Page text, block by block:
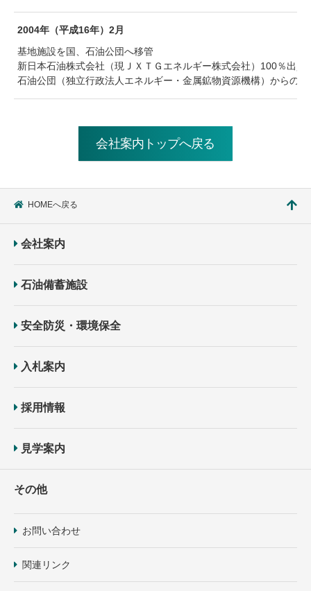
2004年（平成16年）2月
基地施設を国、石油公団へ移管
新日本石油株式会社（現ＪＸＴＧエネルギー株式会社）100％出資
石油公団（独立行政法人エネルギー・金属鉱物資源機構）からの
会社案内トップへ戻る
HOMEへ戻る
会社案内
石油備蓄施設
安全防災・環境保全
入札案内
採用情報
見学案内
その他
お問い合わせ
関連リンク